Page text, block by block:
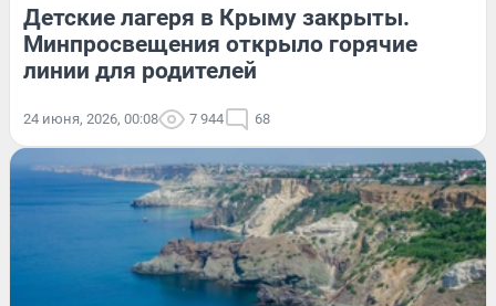
Детские лагеря в Крыму закрыты.
Минпросвещения открыло горячие
линии для родителей
24 июня, 2026, 00:08 7 944 68